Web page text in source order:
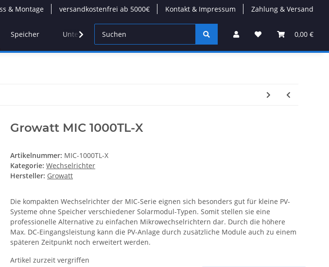
& Montage versandkostenfrei ab 5000€ Kontakt & Impressum Zahlung & Versand
0,00 €
Speicher Unterkonstruktion Kabel/Stecker Modulare
Growatt MIC 1000TL-X
Artikelnummer: MIC-1000TL-X
Kategorie: Wechselrichter
Hersteller: Growatt
Die kompakten Wechselrichter der MIC-Serie eignen sich besonders gut für kleine PV-
Systeme ohne Speicher verschiedener Solarmodul-Typen. Somit stellen sie eine
professionelle Alternative zu einfachen Mikrowechselrichtern dar. Durch die höhere
Max. DC-Eingangsleistung kann die PV-Anlage durch zusätzliche Module auch zu einem
späteren Zeitpunkt noch erweitert werden.
Artikel zurzeit vergriffen